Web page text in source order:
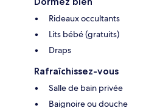
Rideaux occultants
Lits bébé (gratuits)
Draps
Rafraîchissez-vous
Salle de bain privée
Baignoire ou douche